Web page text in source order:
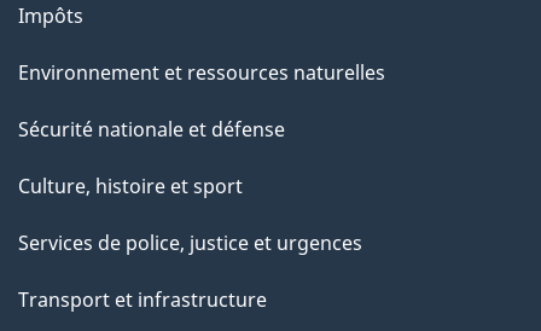
Impôts
Environnement et ressources naturelles
Sécurité nationale et défense
Culture, histoire et sport
Services de police, justice et urgences
Transport et infrastructure